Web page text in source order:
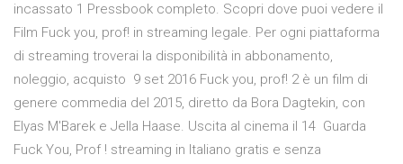
incassato 1 Pressbook completo. Scopri dove puoi vedere il
Film Fuck you, prof! in streaming legale. Per ogni piattaforma
di streaming troverai la disponibilità in abbonamento,
noleggio, acquisto 9 set 2016 Fuck you, prof! 2 è un film di
genere commedia del 2015, diretto da Bora Dagtekin, con
Elyas M'Barek e Jella Haase. Uscita al cinema il 14 Guarda
Fuck You, Prof ! streaming in Italiano gratis e senza